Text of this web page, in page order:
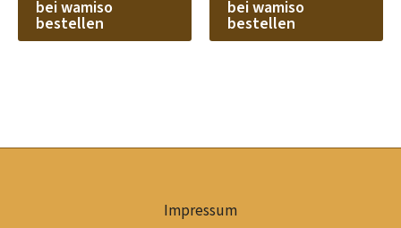
bei wamiso
bestellen
bei wamiso
bestellen
Impressum